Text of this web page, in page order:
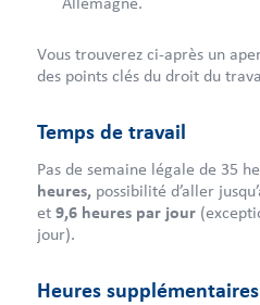
Vous trouverez ci-après un
des points clés du droit du
Temps de travail
Pas de semaine légale de 35
heures, possibilité d’aller
et 9,6 heures par jour
jour).
Heures supplémentaires